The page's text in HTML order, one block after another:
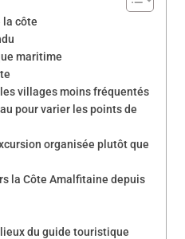
la côte
maritime
villages moins fréquentés
pour varier les points de
organisée plutôt que
la Côte Amalfitaine depuis
du guide touristique